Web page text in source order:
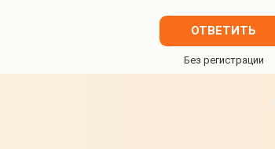
ОТВЕТИТЬ